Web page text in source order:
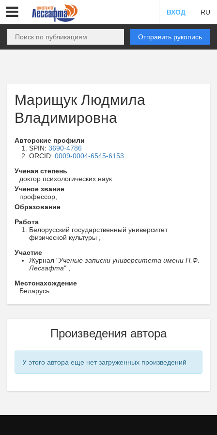
ВХОД RU
Отправить рукопись
Марищук Людмила
Владимировна
Авторские профили
SPIN: 3690-4786
ORCID: 0009-0004-6545-6153
Ученая степень
доктор психологических наук
Ученое звание
профессор,
Образование
Работа
Белорусский государственный университет
физической культуры ,
Участие
Журнал "Ученые записки университета имени П.Ф.
Лесгафта" ,
Местонахождение
Беларусь
Произведения автора
У этого автора еще нет загруженных произведений